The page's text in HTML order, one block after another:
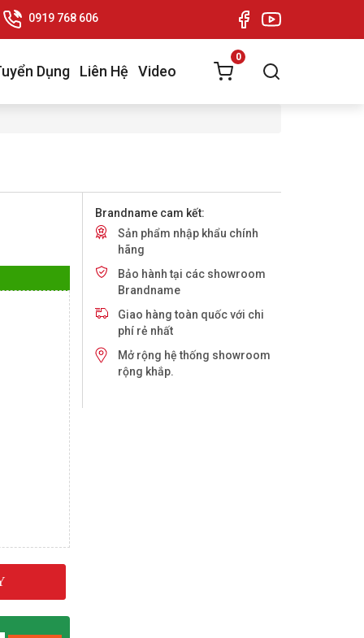
0919 768 606
Dụng Liên Hệ Video
0
Brandname cam kết:
Sản phẩm nhập khẩu chính
hãng
Bảo hành tại các showroom
Brandname
Giao hàng toàn quốc với chi
phí rẻ nhất
Mở rộng hệ thống showroom
rộng khắp.